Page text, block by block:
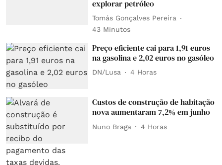
explorar petróleo
Tomás Gonçalves Pereira
43 Minutos
Preço eficiente cai para 1,91 euros
na gasolina e 2,02 euros no gasóleo
DN/Lusa 4 Horas
Custos de construção de habitação
nova aumentaram 7,2% em junho
Nuno Braga 4 Horas